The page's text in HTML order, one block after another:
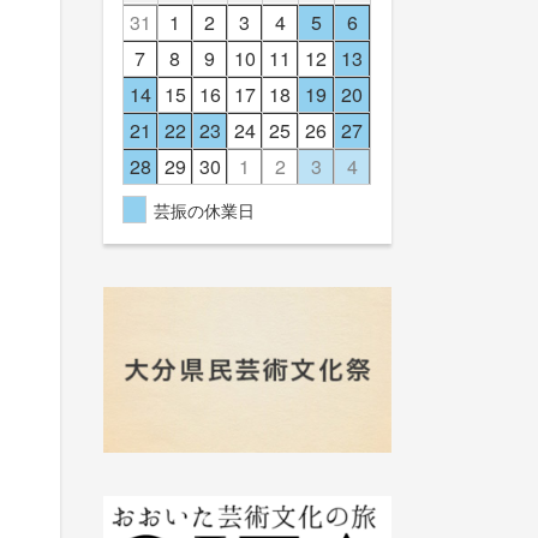
31
1 2 3 4 5
6
7
8 9 10 11 12 13
14 15 16 17 18 19 20
21
22 23 24 25 26 27
28 29 30 1 2 3 4
芸振の休業日